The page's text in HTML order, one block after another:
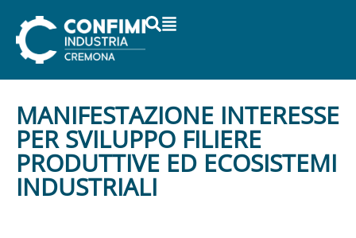
MANIFESTAZIONE INTERESSE
PER SVILUPPO FILIERE
PRODUTTIVE ED ECOSISTEMI
INDUSTRIALI